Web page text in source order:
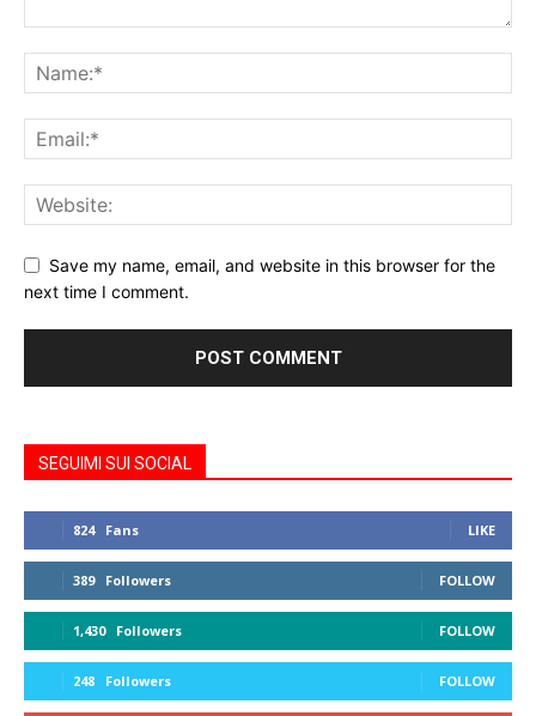
Save my name, email, and website in this browser for the
next time I comment.
SEGUIMI SUI SOCIAL
824 Fans LIKE
389 Followers FOLLOW
1,430 Followers FOLLOW
248 Followers FOLLOW